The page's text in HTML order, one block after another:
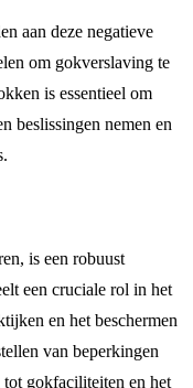
aan deze negatieve
om gokverslaving te
is essentieel om
beslissingen nemen en
is een robuust
een cruciale rol in het
en het beschermen
van beperkingen
tot gokfaciliteiten en het